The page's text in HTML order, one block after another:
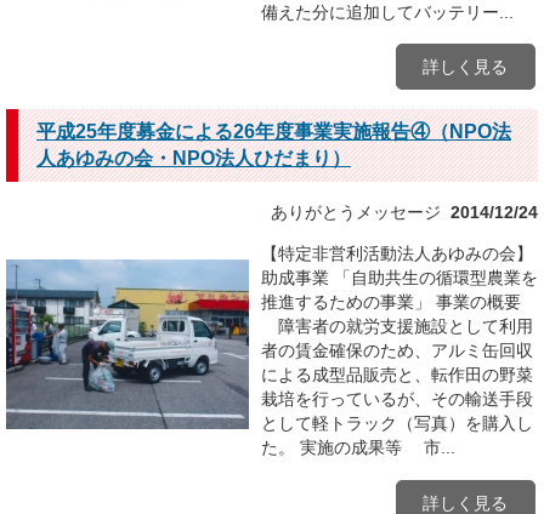
備えた分に追加してバッテリー...
詳しく見る
平成25年度募金による26年度事業実施報告④（NPO法
人あゆみの会・NPO法人ひだまり）
ありがとうメッセージ 2014/12/24
【特定非営利活動法人あゆみの会】
助成事業 「自助共生の循環型農業を
推進するための事業」 事業の概要
障害者の就労支援施設として利用
者の賃金確保のため、アルミ缶回収
による成型品販売と、転作田の野菜
栽培を行っているが、その輸送手段
として軽トラック（写真）を購入し
た。 実施の成果等 市...
詳しく見る